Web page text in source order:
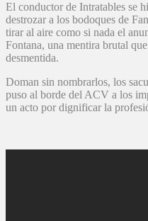
El conductor de Intratables se
destrozar a los bodoques de
tirar al aire como si nada el
Fontana, una mentira brutal
desmentida.
Doman sin nombrarlos, los
puso al borde del ACV a los
un acto por dignificar la